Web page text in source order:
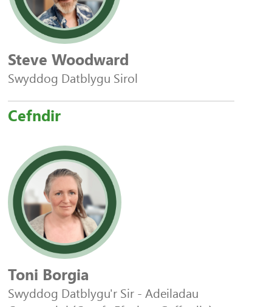
Steve Woodward
Swyddog Datblygu Sirol
Cefndir
Toni Borgia
Swyddog Datblygu'r Sir - Adeiladau